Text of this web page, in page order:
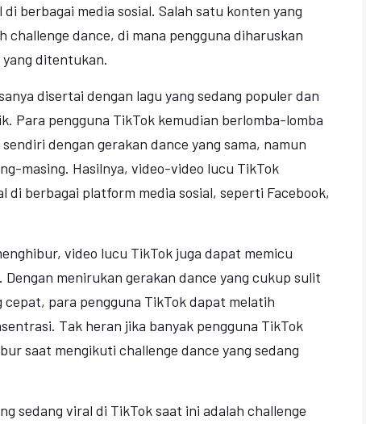
berbagai media sosial. Salah satu konten yang
challenge dance, di mana pengguna diharuskan
ditentukan.
disertai dengan lagu yang sedang populer dan
Para pengguna TikTok kemudian berlomba-lomba
dengan gerakan dance yang sama, namun
masing. Hasilnya, video-video lucu TikTok
di berbagai platform media sosial, seperti Facebook,
video lucu TikTok juga dapat memicu
menirukan gerakan dance yang cukup sulit
para pengguna TikTok dapat melatih
Tak heran jika banyak pengguna TikTok
saat mengikuti challenge dance yang sedang
sedang viral di TikTok saat ini adalah challenge